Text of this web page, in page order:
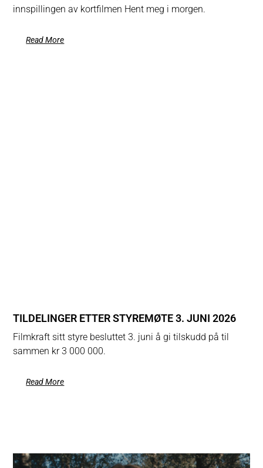
innspillingen av kortfilmen Hent meg i morgen.
Read More
TILDELINGER ETTER STYREMØTE 3. JUNI 2026
Filmkraft sitt styre besluttet 3. juni å gi tilskudd på til
sammen kr 3 000 000.
Read More